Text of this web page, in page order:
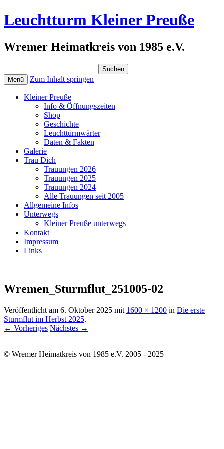
Leuchtturm Kleiner Preuße
Wremer Heimatkreis von 1985 e.V.
nach:
Menü Zum Inhalt springen
Kleiner Preuße
Info & Öffnungszeiten
Shop
Geschichte
Leuchtturmwärter
Daten & Fakten
Galerie
Trau Dich
Trauungen 2026
Trauungen 2025
Trauungen 2024
Alle Trauungen seit 2005
Allgemeine Infos
Unterwegs
Kleiner Preuße unterwegs
Kontakt
Impressum
Links
Wremen_Sturmflut_251005-02
Veröffentlicht am 6. Oktober 2025 mit 1600 × 1200 in Die erste
Sturmflut im Herbst 2025.
← Vorheriges Nächstes →
© Wremer Heimatkreis von 1985 e.V. 2005 - 2025